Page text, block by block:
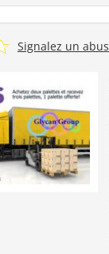
Signalez un abus